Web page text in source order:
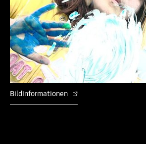
Bildinformationen